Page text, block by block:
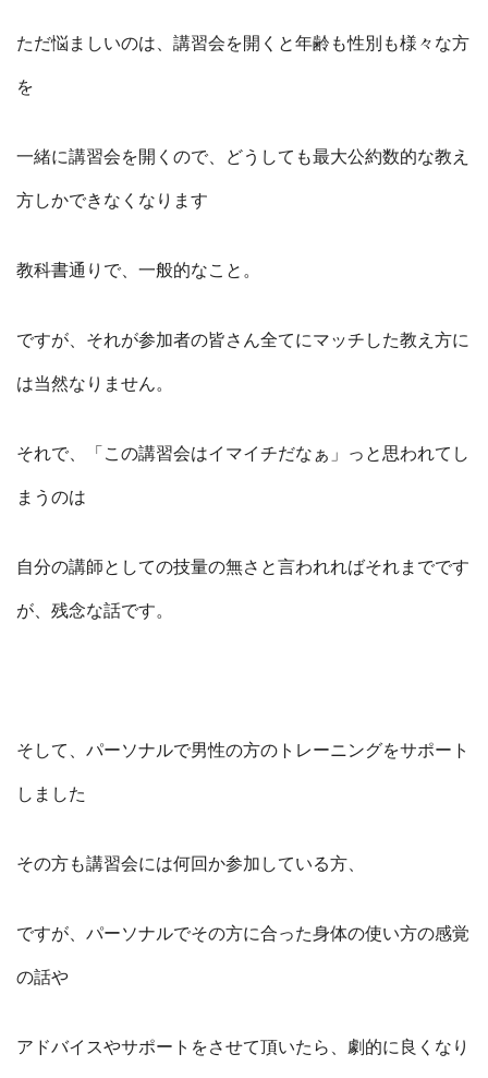
ただ悩ましいのは、講習会を開くと年齢も性別も様々な方
を
一緒に講習会を開くので、どうしても最大公約数的な教え
方しかできなくなります
教科書通りで、一般的なこと。
ですが、それが参加者の皆さん全てにマッチした教え方に
は当然なりません。
それで、「この講習会はイマイチだなぁ」っと思われてし
まうのは
自分の講師としての技量の無さと言われればそれまでです
が、残念な話です。
そして、パーソナルで男性の方のトレーニングをサポート
しました
その方も講習会には何回か参加している方、
ですが、パーソナルでその方に合った身体の使い方の感覚
の話や
アドバイスやサポートをさせて頂いたら、劇的に良くなり